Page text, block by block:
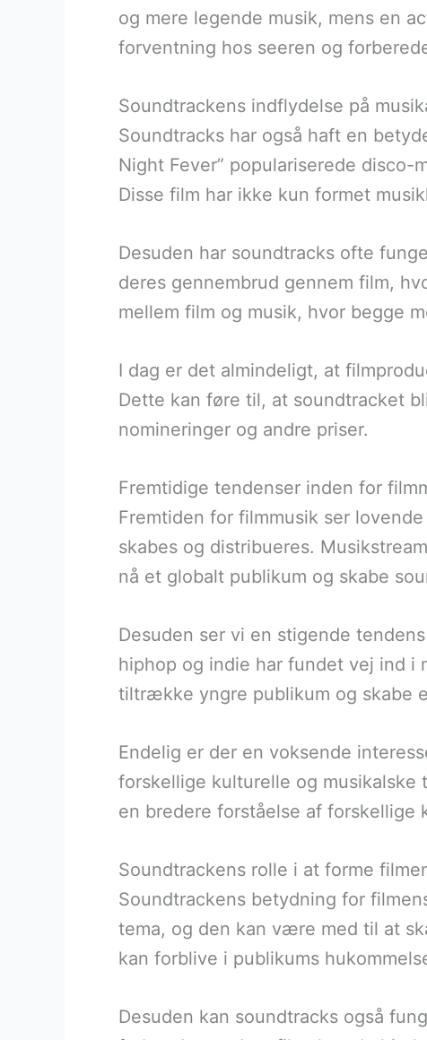
og mere legende musik, mens en
forventning hos seeren og
Soundtrackens indflydelse på
Soundtracks har også haft en
Night Fever” populariserede disco-
Disse film har ikke kun formet
Desuden har soundtracks ofte
deres gennembrud gennem film,
mellem film og musik, hvor begge
I dag er det almindeligt, at
Dette kan føre til, at soundtracket
nomineringer og andre priser.
Fremtidige tendenser inden for
Fremtiden for filmmusik ser
skabes og distribueres.
nå et globalt publikum og skabe
Desuden ser vi en stigende
hiphop og indie har fundet vej ind i
tiltrække yngre publikum og skabe
Endelig er der en voksende
forskellige kulturelle og musikalske
en bredere forståelse af forskellige
Soundtrackens rolle i at forme
Soundtrackens betydning for
tema, og den kan være med til at
kan forblive i publikums
Desuden kan soundtracks også